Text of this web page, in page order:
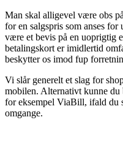
Man skal alligevel være obs
for en salgspris som anses
være et bevis på en uoprigtig
betalingskort er imidlertid
beskytter os imod fup
Vi slår generelt et slag for
mobilen. Alternativt kunne du
for eksempel ViaBill, ifald du
omgange.